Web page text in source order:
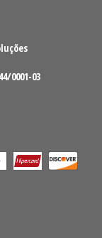
0001-03